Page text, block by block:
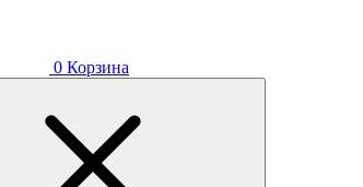
0 Корзина